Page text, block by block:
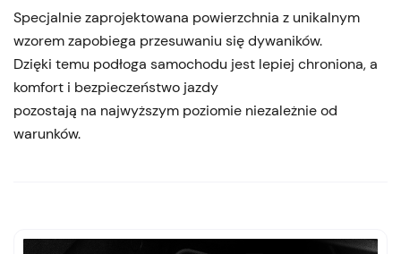
Specjalnie zaprojektowana powierzchnia z unikalnym
wzorem zapobiega przesuwaniu się dywaników.
Dzięki temu podłoga samochodu jest lepiej chroniona, a
komfort i bezpieczeństwo jazdy
pozostają na najwyższym poziomie niezależnie od
warunków.